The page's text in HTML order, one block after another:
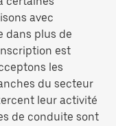
avec
dans plus de
est
les
du secteur
leur activité
de conduite sont